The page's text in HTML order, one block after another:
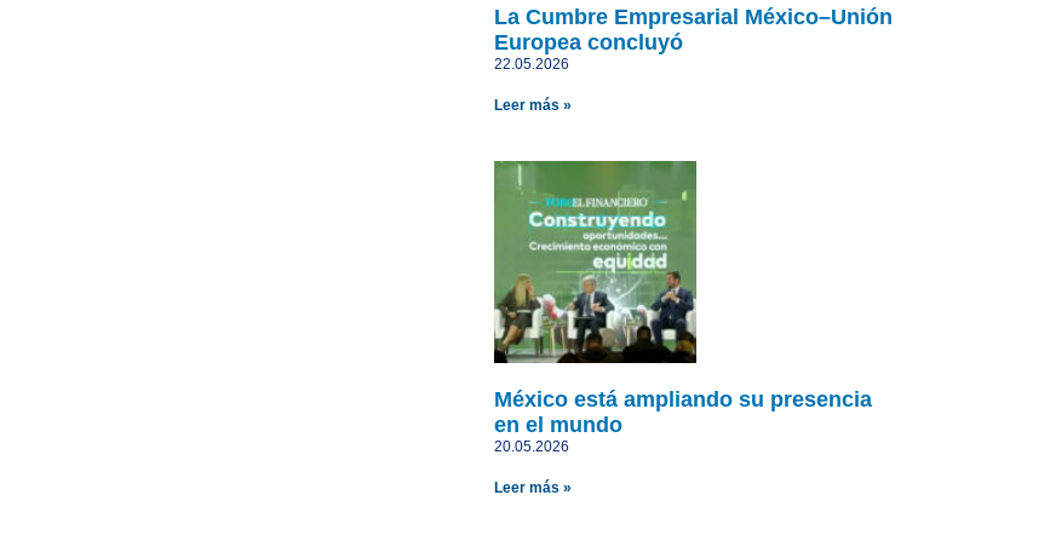
La Cumbre Empresarial México–Unión
Europea concluyó
22.05.2026
Leer más »
México está ampliando su presencia
en el mundo
20.05.2026
Leer más »